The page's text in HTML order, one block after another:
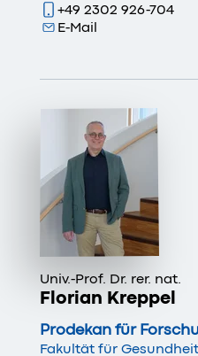
+49 2302 926-704
E-Mail
Univ.-Prof. Dr. rer. nat.
Florian Kreppel
Prodekan für
Fakultät für Gesundheit